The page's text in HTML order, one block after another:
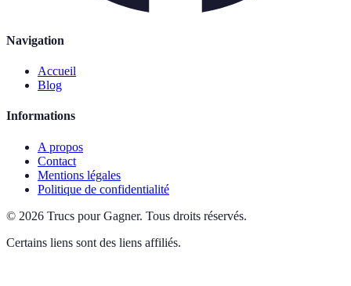
Navigation
Accueil
Blog
Informations
A propos
Contact
Mentions légales
Politique de confidentialité
© 2026 Trucs pour Gagner. Tous droits réservés.
Certains liens sont des liens affiliés.